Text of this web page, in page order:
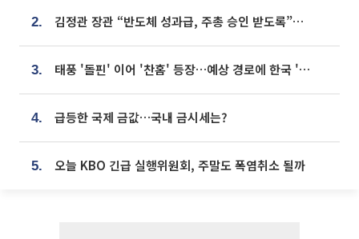
2. 김정관 장관 “반도체 성과급, 주총 승인 받도록”…상법·자본시장법 개정 시사
3. 태풍 '돌핀' 이어 '찬홈' 등장…예상 경로에 한국 '한숨'
4. 급등한 국제 금값…국내 금시세는?
5. 오늘 KBO 긴급 실행위원회, 주말도 폭염취소 될까